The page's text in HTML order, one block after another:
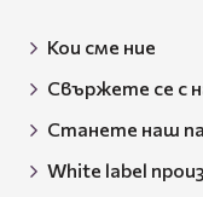
Кои сме ние
Свържете се с
Станете наш
White label